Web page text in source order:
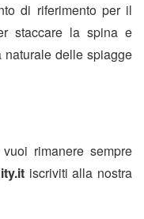
di riferimento per il
staccare la spina e
delle spiagge
rimanere sempre
iscriviti alla nostra